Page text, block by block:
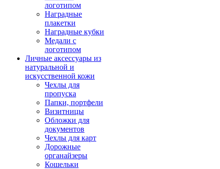
логотипом
Наградные
плакетки
Наградные кубки
Медали с
логотипом
Личные аксессуары из
натуральной и
искусственной кожи
Чехлы для
пропуска
Папки, портфели
Визитницы
Обложки для
документов
Чехлы для карт
Дорожные
органайзеры
Кошельки